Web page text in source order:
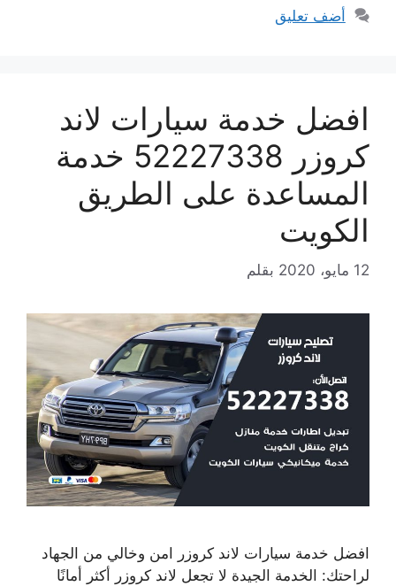
أضف تعليق
افضل خدمة سيارات لاند
كروزر 52227338 خدمة
المساعدة على الطريق
الكويت
12 مايو، 2020 بقلم
افضل خدمة سيارات لاند كروزر امن وخالي من الجهاد
لراحتك: الخدمة الجيدة لا تجعل لاند كروزر أكثر أمانًا